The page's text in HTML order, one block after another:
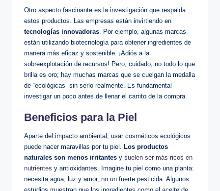
Otro aspecto fascinante es la investigación que respalda
estos productos. Las empresas están invirtiendo en
tecnologías innovadoras . Por ejemplo, algunas marcas
están utilizando biotecnología para obtener ingredientes de
manera más eficaz y sostenible. ¡Adiós a la
sobreexplotación de recursos! Pero, cuidado, no todo lo que
brilla es oro; hay muchas marcas que se cuelgan la medalla
de “ecológicas” sin serlo realmente. Es fundamental
investigar un poco antes de llenar el carrito de la compra.
Beneficios para la Piel
Aparte del impacto ambiental, usar cosméticos ecológicos
puede hacer maravillas por tu piel. Los productos
naturales son menos irritantes y suelen ser más ricos en
nutrientes y antioxidantes. Imagine tu piel como una planta:
necesita agua, luz y amor, no un fuerte pesticida. Algunos